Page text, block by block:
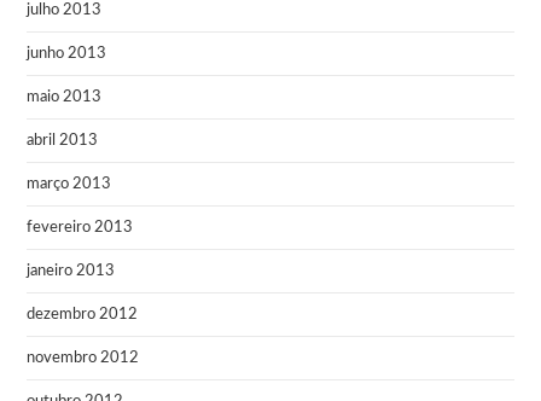
julho 2013
junho 2013
maio 2013
abril 2013
março 2013
fevereiro 2013
janeiro 2013
dezembro 2012
novembro 2012